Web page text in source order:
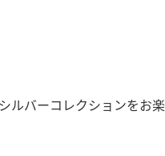
ルバーコレクションをお楽